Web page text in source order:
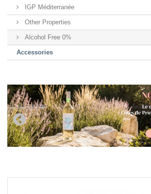
IGP Méditerranée
Other Properties
Alcohol Free 0%
Accessories